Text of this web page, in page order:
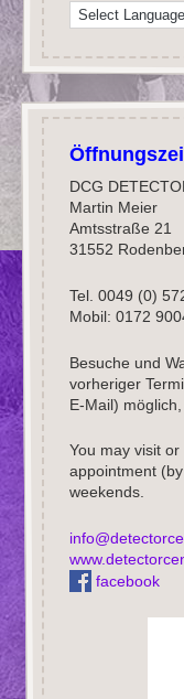
DCG
Martin Meier
Amtsstraße 21
31552
Tel. 0049 (0)
Mobil: 0172
Besuche und
vorheriger
E-Mail)
You may visit
appointment
weekends.
facebook